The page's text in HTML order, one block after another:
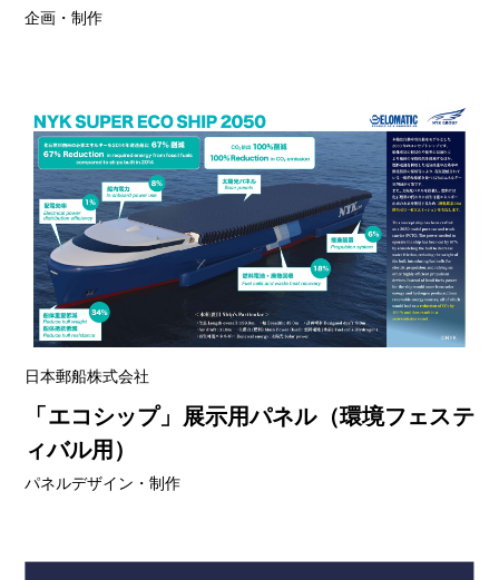
企画・制作
日本郵船株式会社
「エコシップ」展示用パネル（環境フェステ
ィバル用）
パネルデザイン・制作